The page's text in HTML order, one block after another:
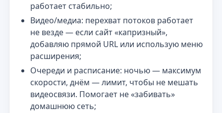
работает стабильно;
Видео/медиа: перехват потоков работает
не везде — если сайт «капризный»,
добавляю прямой URL или использую меню
расширения;
Очереди и расписание: ночью — максимум
скорости, днём — лимит, чтобы не мешать
видеосвязи. Помогает не «забивать»
домашнюю сеть;